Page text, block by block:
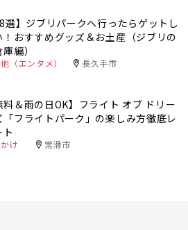
選】ジブリパークへ行ったらゲットし
！おすすめグッズ＆お土産（ジブリの
編）
（エンタメ） 長久手市
料＆雨の日OK】フライト オブ ドリー
「フライトパーク」の楽しみ方徹底レ
け 常滑市